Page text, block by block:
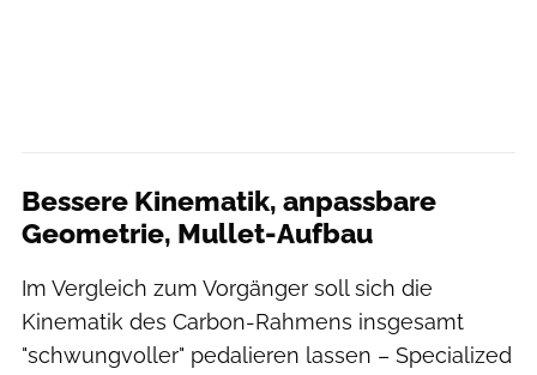
Bessere Kinematik, anpassbare
Geometrie, Mullet-Aufbau
Im Vergleich zum Vorgänger soll sich die
Kinematik des Carbon-Rahmens insgesamt
"schwungvoller" pedalieren lassen – Specialized